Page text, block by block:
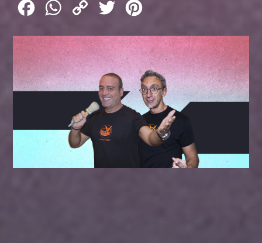
FacebookWhatsApp
Copy
Twitter